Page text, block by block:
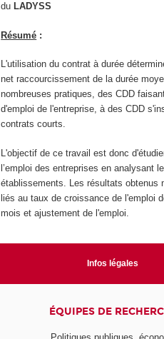
du LADYSS
Résumé :
L'utilisation du contrat à durée
net raccourcissement de la durée
nombreuses pratiques, des CDD
d'emploi de l'entreprise, à des CDD
contrats courts.
L'objectif de ce travail est donc
l’emploi des entreprises en analysant
établissements. Les résultats obtenus
liés au taux de croissance de l'emploi
mois et ajustement de l'emploi.
Infos légales
ÉQUIPES DE